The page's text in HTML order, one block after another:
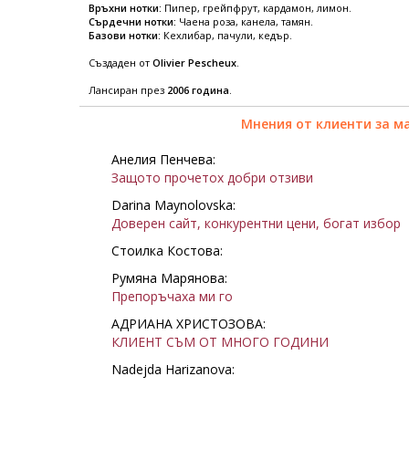
Връхни нотки: Пипер, грейпфрут, кардамон, лимон.
Сърдечни нотки: Чаена роза, канела, тамян.
Базови нотки: Кехлибар, пачули, кедър.
Създаден от Olivier Pescheux.
Лансиран през 2006 година.
Мнения от клиенти за
Анелия Пенчева:
Защото прочетох добри отзиви
Darina Maynolovska:
Доверен сайт, конкурентни цени, богат избор
Стоилка Костова:
Румяна Марянова:
Препоръчаха ми го
АДРИАНА ХРИСТОЗОВА:
КЛИЕНТ СЪМ ОТ МНОГО ГОДИНИ
Nadejda Harizanova: